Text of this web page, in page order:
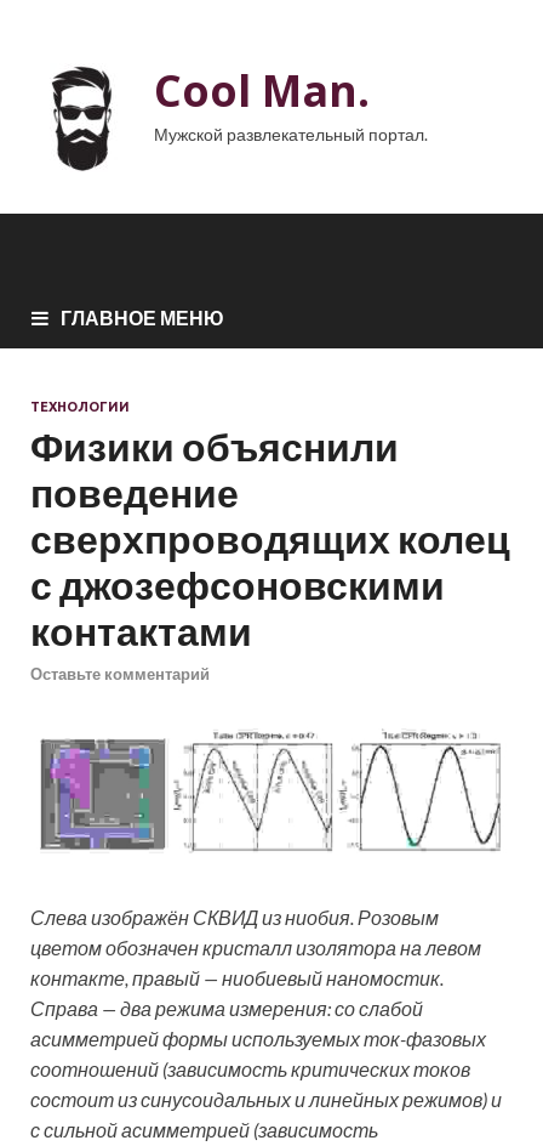
Cool Man.
Мужской развлекательный портал.
ГЛАВНОЕ МЕНЮ
ТЕХНОЛОГИИ
Физики объяснили
поведение
сверхпроводящих колец
с джозефсоновскими
контактами
Оставьте комментарий
Слева изображён СКВИД из ниобия. Розовым
цветом обозначен кристалл изолятора на левом
контакте, правый — ниобиевый наномостик.
Справа — два режима измерения: со слабой
асимметрией формы используемых ток-фазовых
соотношений (зависимость критических токов
состоит из синусоидальных и линейных режимов) и
с сильной асимметрией (зависимость